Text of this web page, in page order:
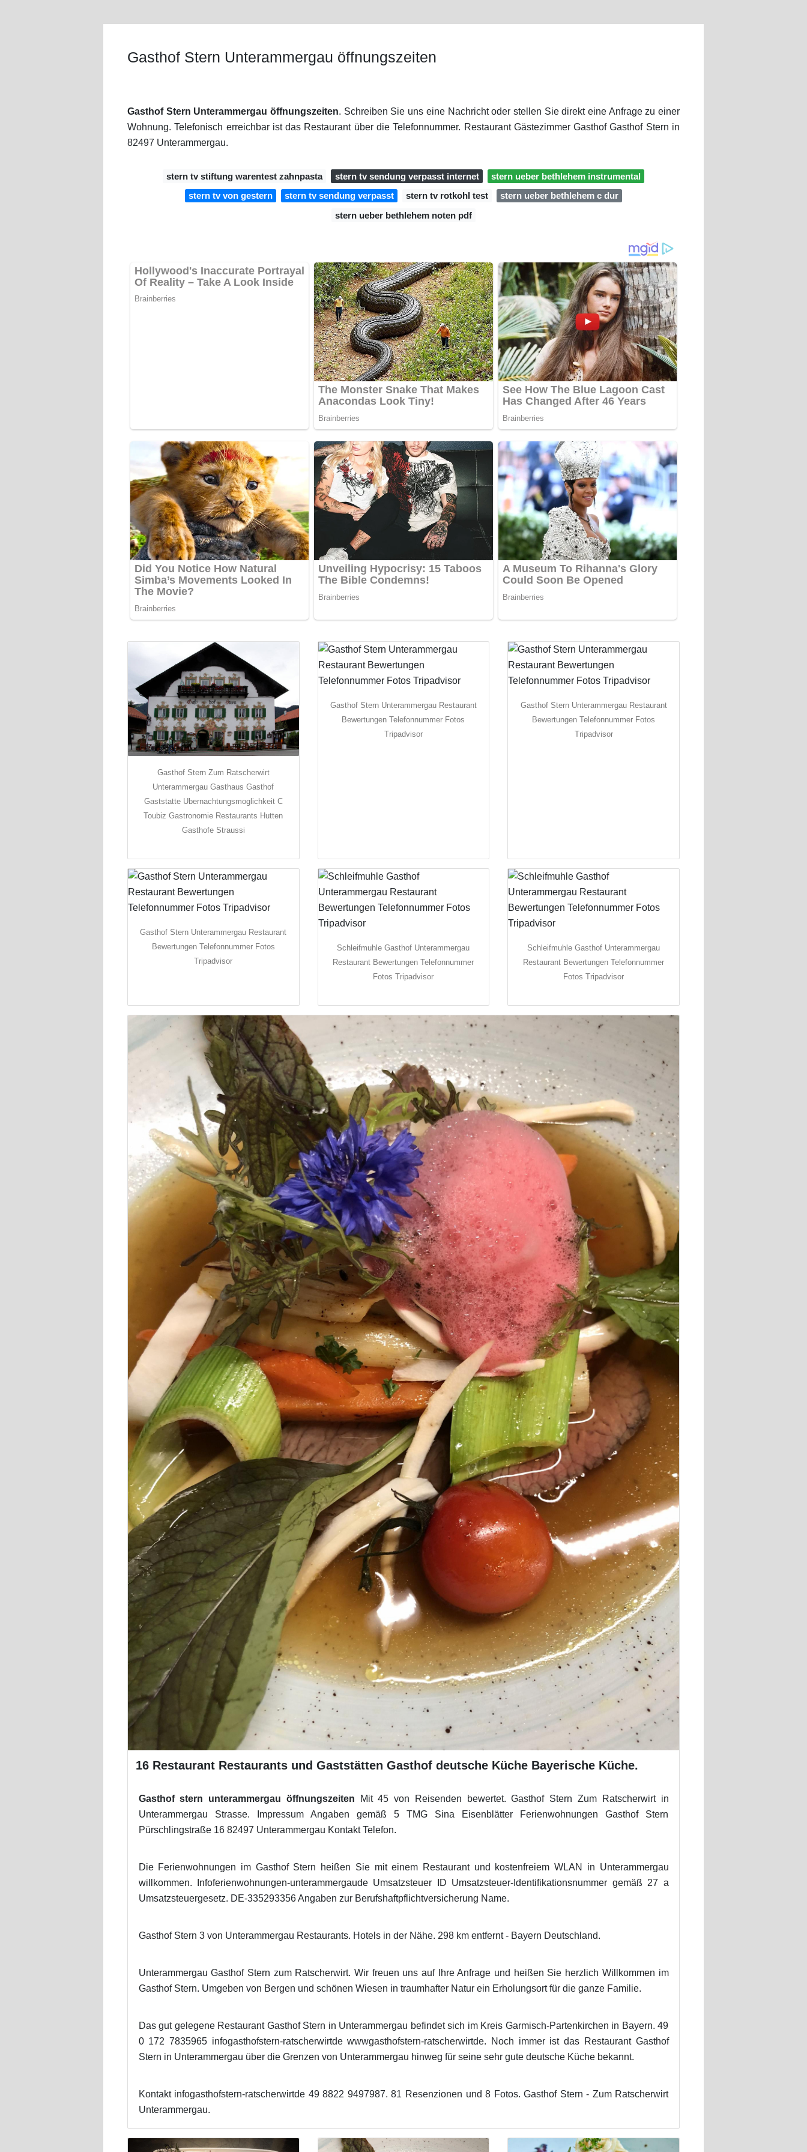
Gasthof Stern Unterammergau öffnungszeiten
Gasthof Stern Unterammergau öffnungszeiten. Schreiben Sie uns eine Nachricht oder stellen Sie direkt eine Anfrage zu einer
Wohnung. Telefonisch erreichbar ist das Restaurant über die Telefonnummer. Restaurant Gästezimmer Gasthof Gasthof Stern in
82497 Unterammergau.
stern tv stiftung warentest zahnpasta stern tv sendung verpasst internet
stern ueber bethlehem instrumental
stern tv von gestern
stern tv sendung verpasst stern tv rotkohl test
stern ueber bethlehem c dur
stern ueber bethlehem noten pdf
Gasthof Stern Zum Ratscherwirt
Unterammergau Gasthaus Gasthof
Gaststatte Ubernachtungsmoglichkeit C
Toubiz Gastronomie Restaurants Hutten
Gasthofe Straussi
Gasthof Stern Unterammergau Restaurant
Bewertungen Telefonnummer Fotos
Tripadvisor
Gasthof Stern Unterammergau Restaurant
Bewertungen Telefonnummer Fotos
Tripadvisor
Gasthof Stern Unterammergau Restaurant
Bewertungen Telefonnummer Fotos
Tripadvisor
Schleifmuhle Gasthof Unterammergau
Restaurant Bewertungen Telefonnummer
Fotos Tripadvisor
Schleifmuhle Gasthof Unterammergau
Restaurant Bewertungen Telefonnummer
Fotos Tripadvisor
16 Restaurant Restaurants und Gaststätten Gasthof deutsche Küche Bayerische Küche.
Gasthof stern unterammergau öffnungszeiten Mit 45 von Reisenden bewertet. Gasthof Stern Zum Ratscherwirt in
Unterammergau Strasse. Impressum Angaben gemäß 5 TMG Sina Eisenblätter Ferienwohnungen Gasthof Stern
Pürschlingstraße 16 82497 Unterammergau Kontakt Telefon.
Die Ferienwohnungen im Gasthof Stern heißen Sie mit einem Restaurant und kostenfreiem WLAN in Unterammergau
willkommen. Infoferienwohnungen-unterammergaude Umsatzsteuer ID Umsatzsteuer-Identifikationsnummer gemäß 27 a
Umsatzsteuergesetz. DE-335293356 Angaben zur Berufshaftpflichtversicherung Name.
Gasthof Stern 3 von Unterammergau Restaurants. Hotels in der Nähe. 298 km entfernt - Bayern Deutschland.
Unterammergau Gasthof Stern zum Ratscherwirt. Wir freuen uns auf Ihre Anfrage und heißen Sie herzlich Willkommen im
Gasthof Stern. Umgeben von Bergen und schönen Wiesen in traumhafter Natur ein Erholungsort für die ganze Familie.
Das gut gelegene Restaurant Gasthof Stern in Unterammergau befindet sich im Kreis Garmisch-Partenkirchen in Bayern. 49
0 172 7835965 infogasthofstern-ratscherwirtde wwwgasthofstern-ratscherwirtde. Noch immer ist das Restaurant Gasthof
Stern in Unterammergau über die Grenzen von Unterammergau hinweg für seine sehr gute deutsche Küche bekannt.
Kontakt infogasthofstern-ratscherwirtde 49 8822 9497987. 81 Resenzionen und 8 Fotos. Gasthof Stern - Zum Ratscherwirt
Unterammergau.